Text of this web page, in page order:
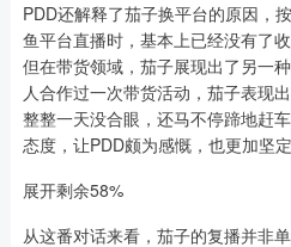
PDD还解释了茄子换平台的原因，
鱼平台直播时，基本上已经没有了收
但在带货领域，茄子展现出了另一
人合作过一次带货活动，茄子表
整整一天没合眼，还马不停蹄地赶
态度，让PDD颇为感慨，也更加坚
展开剩余58%
从这番对话来看，茄子的复播并非